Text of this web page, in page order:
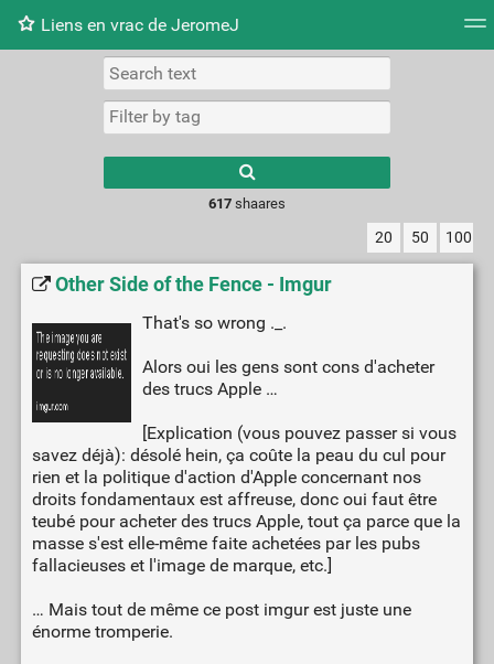
Liens en vrac de JeromeJ
Picture wall
617shaares
20 50 100
Other Side of the Fence - Imgur
That's so wrong ._.
Alors oui les gens sont cons d'acheter
des trucs Apple …
[Explication (vous pouvez passer si vous
savez déjà): désolé hein, ça coûte la peau du cul pour
rien et la politique d'action d'Apple concernant nos
droits fondamentaux est affreuse, donc oui faut être
teubé pour acheter des trucs Apple, tout ça parce que la
masse s'est elle-même faite achetées par les pubs
fallacieuses et l'image de marque, etc.]
… Mais tout de même ce post imgur est juste une
énorme tromperie.